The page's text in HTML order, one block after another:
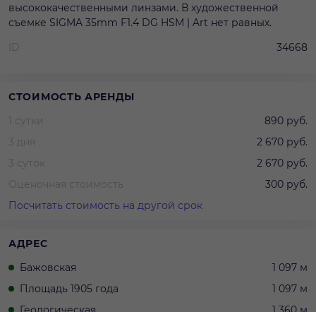
высококачественными линзами. В художественной
съемке SIGMA 35mm F1.4 DG HSM | Art нет равных.
ID
34668
СТОИМОСТЬ АРЕНДЫ
1 сутки
890 руб.
3 дня
2 670 руб.
3 суток
2 670 руб.
Оценочная стоимость
300 руб.
Посчитать стоимость на другой срок
АДРЕС
Бажовская
1 097 м
Площадь 1905 года
1 097 м